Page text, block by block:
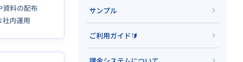
資料の配布
社内運用
サンプル
ご利用ガイド🔰